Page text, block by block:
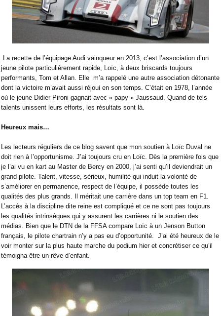
La recette de l’équipage Audi vainqueur en 2013, c’est l’association d’un
jeune pilote particulièrement rapide, Loïc, à deux briscards toujours
performants, Tom et Allan. Elle m’a rappelé une autre association détonante
dont la victoire m’avait aussi réjoui en son temps. C’était en 1978, l’année
où le jeune Didier Pironi gagnait avec « papy » Jaussaud. Quand de tels
talents unissent leurs efforts, les résultats sont là.
Heureux mais…
Les lecteurs réguliers de ce blog savent que mon soutien à Loïc Duval ne
doit rien à l’opportunisme. J’ai toujours cru en Loïc. Dès la première fois que
je l’ai vu en kart au Master de Bercy en 2000, j’ai senti qu’il deviendrait un
grand pilote. Talent, vitesse, sérieux, humilité qui induit la volonté de
s’améliorer en permanence, respect de l’équipe, il possède toutes les
qualités des plus grands. Il méritait une carrière dans un top team en F1.
L’accès à la discipline dite reine est compliqué et ce ne sont pas toujours
les qualités intrinsèques qui y assurent les carrières ni le soutien des
médias. Bien que le DTN de la FFSA compare Loïc à un Jenson Button
français, le pilote chartrain n’y a pas eu d’opportunité.
J’ai été heureux de le
voir monter sur la plus haute marche du podium hier et concrétiser ce qu’il
témoigna être un rêve d’enfant.